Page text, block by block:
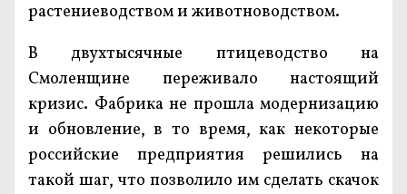
растениеводством и животноводством.
В двухтысячные птицеводство на
Смоленщине переживало настоящий
кризис. Фабрика не прошла модернизацию
и обновление, в то время, как некоторые
российские предприятия решились на
такой шаг, что позволило им сделать скачок